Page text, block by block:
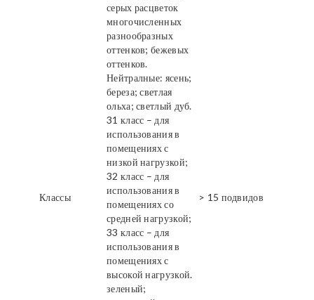
серых расцветок
многочисленных
разнообразных
оттенков; бежевых
оттенков.
Нейтралные: ясень;
береза; светлая
ольха; светлый дуб.
Классы
31 класс – для
использования в
помещениях с
низкой нагрузкой;
32 класс – для
использования в
помещениях со
средней нагрузкой;
33 класс – для
использования в
помещениях с
высокой нагрузкой.
> 15 подвидов
зеленый;